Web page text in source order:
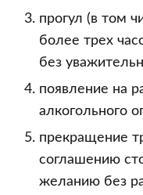
прогул (в том
более трех
без
появление на
алкогольного
прекращение
соглашению
желанию без